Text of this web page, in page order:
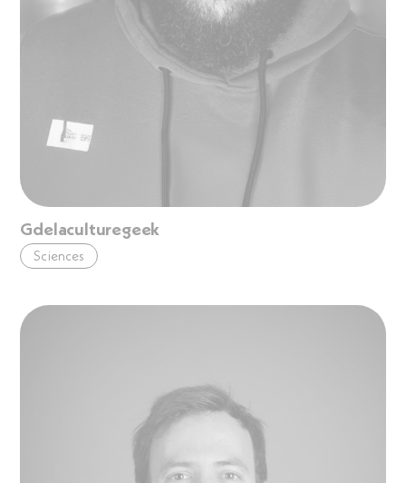
Gdelaculturegeek
Sciences